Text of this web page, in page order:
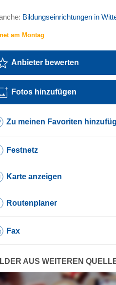
Bildungseinrichtungen in
Anbieter bewerten
Fotos hinzufügen
Zu meinen Favoriten
Festnetz
Karte anzeigen
Routenplaner
Fax
AUS WEITEREN